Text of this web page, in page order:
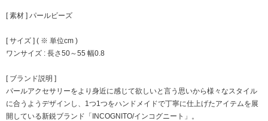
[ 素材 ] パールビーズ
[ サイズ ] ( ※ 単位cm )
ワンサイズ : 長さ50～55 幅0.8
[ ブランド説明 ]
パールアクセサリーをより身近に感じて欲しいと言う思いから様々なスタイル
に合うようデザインし、1つ1つをハンドメイドで丁寧に仕上げたアイテムを展
開している新鋭ブランド「INCOGNITO/インコグニート」。